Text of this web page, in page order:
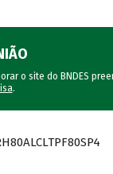
o site do BNDES
.